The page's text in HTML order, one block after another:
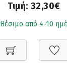
Τιμή: 32,30€
από 4-10